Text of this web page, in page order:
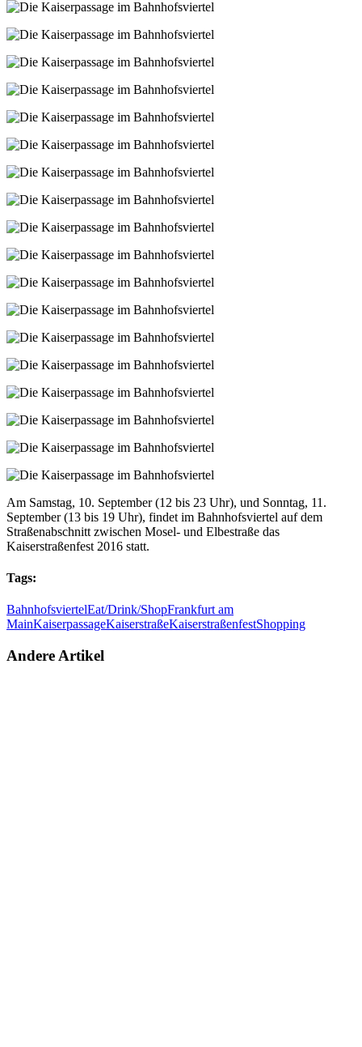
Am Samstag, 10. September (12 bis 23 Uhr), und Sonntag, 11.
September (13 bis 19 Uhr), findet im Bahnhofsviertel auf dem
Straßenabschnitt zwischen Mosel- und Elbestraße das
Kaiserstraßenfest 2016 statt.
Tags:
BahnhofsviertelEat/Drink/ShopFrankfurt am
MainKaiserpassageKaiserstraßeKaiserstraßenfestShopping
Andere Artikel